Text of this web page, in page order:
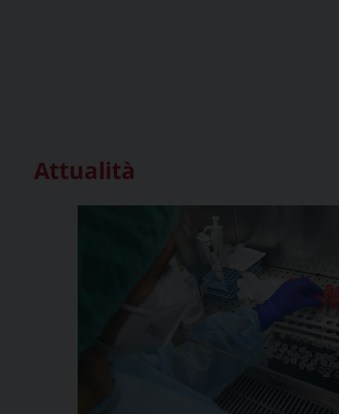
Attualità